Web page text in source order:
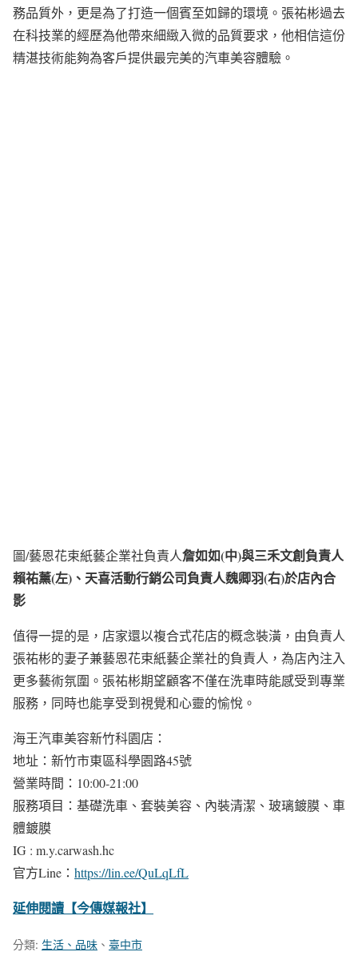
務品質外，更是為了打造一個賓至如歸的環境。張祐彬過去
在科技業的經歷為他帶來細緻入微的品質要求，他相信這份
精湛技術能夠為客戶提供最完美的汽車美容體驗。
圖/藝恩花束紙藝企業社負責人詹如如(中)與三禾文創負責人
賴祐薰(左)、天喜活動行銷公司負責人魏卿羽(右)於店內合
影
值得一提的是，店家還以複合式花店的概念裝潢，由負責人
張祐彬的妻子兼藝恩花束紙藝企業社的負責人，為店內注入
更多藝術氛圍。張祐彬期望顧客不僅在洗車時能感受到專業
服務，同時也能享受到視覺和心靈的愉悅。
海王汽車美容新竹科園店：
地址：新竹市東區科學園路45號
營業時間：10:00-21:00
服務項目：基礎洗車、套裝美容、內裝清潔、玻璃鍍膜、車
體鍍膜
IG : m.y.carwash.hc
官方Line： https://lin.ee/QuLqLfL
延伸閱讀【今傳媒報社】
分類: 生活、品味 、 臺中市